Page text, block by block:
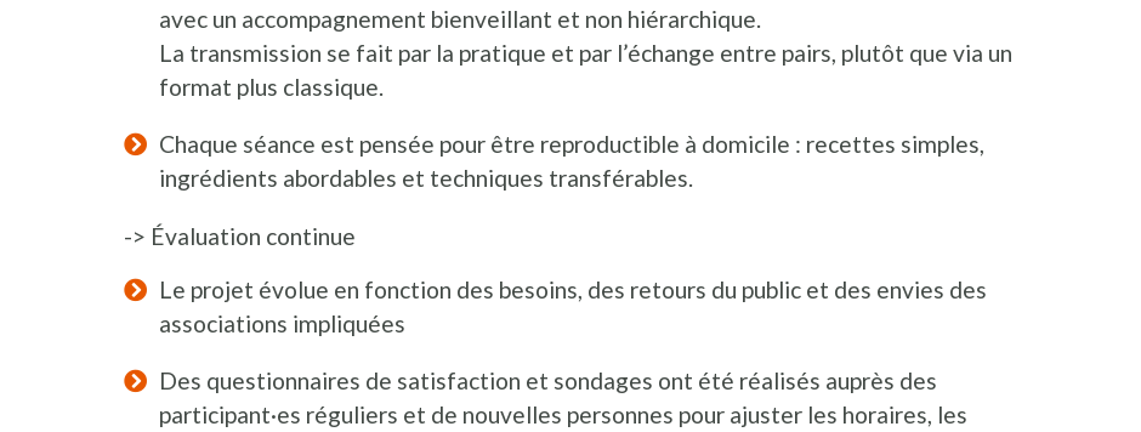
avec un accompagnement bienveillant et non hiérarchique.
La transmission se fait par la pratique et par l’échange entre pairs, plutôt que via un
format plus classique.
Chaque séance est pensée pour être reproductible à domicile : recettes simples,
ingrédients abordables et techniques transférables.
-> Évaluation continue
Le projet évolue en fonction des besoins, des retours du public et des envies des
associations impliquées
Des questionnaires de satisfaction et sondages ont été réalisés auprès des
participant·es réguliers et de nouvelles personnes pour ajuster les horaires, les